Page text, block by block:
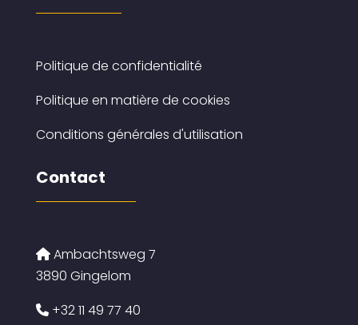
Politique de confidentialité
Politique en matière de cookies
Conditions générales d'utilisation
Contact
Ambachtsweg 7
3890 Gingelom
+32 11 49 77 40